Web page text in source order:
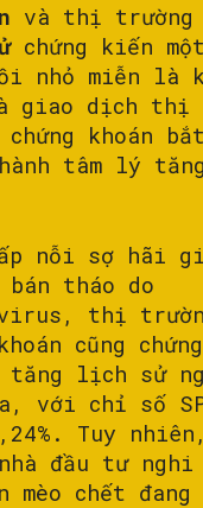
và thị trường
chứng kiến
nhỏ miễn là
giao dịch thị
khoán
tâm lý tăng
nỗi sợ hãi
tháo do
thị
cũng
tăng lịch sử
với chỉ số
Tuy nhiên,
đầu tư nghi
mèo chết đang